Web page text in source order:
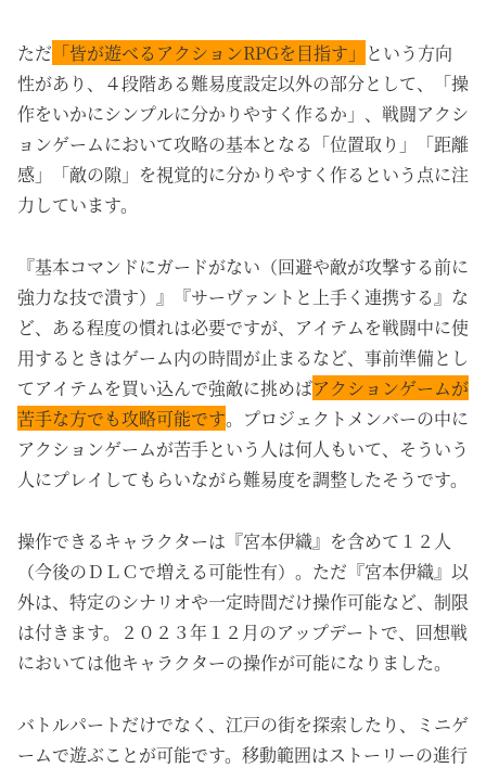
ただ 「皆が遊べるアクションRPGを目指す」 という方向
性があり、４段階ある難易度設定以外の部分として、「操
作をいかにシンプルに分かりやすく作るか」、戦闘アクシ
ョンゲームにおいて攻略の基本となる「位置取り」「距離
感」「敵の隙」を視覚的に分かりやすく作るという点に注
力しています。
『基本コマンドにガードがない（回避や敵が攻撃する前に
強力な技で潰す）』『サーヴァントと上手く連携する』な
ど、ある程度の慣れは必要ですが、 アイテムを戦闘中に使
用するときはゲーム内の時間が止まるなど、事前準備とし
てアイテムを買い込んで強敵に挑めばアクションゲームが
苦手な方でも攻略可能です。プロジェクトメンバーの中に
アクションゲームが苦手という人は何人もいて、そういう
人にプレイしてもらいながら難易度を調整したそうです。
操作できるキャラクターは『宮本伊織』を含めて１２人
（今後のＤＬＣで増える可能性有）。ただ『宮本伊織』以
外は、特定のシナリオや一定時間だけ操作可能など、制限
は付きます。２０２３年１２月のアップデートで、回想戦
においては他キャラクターの操作が可能になりました。
バトルパートだけでなく、江戸の街を探索したり、ミニゲ
ームで遊ぶことが可能です。移動範囲はストーリーの進行